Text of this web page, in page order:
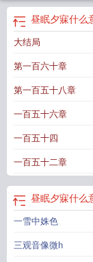
昼眠夕寐蓝
科)作者昼眠
三日不可昼眠
什么意思 昼眠(np)_
干昼眠昼眠夕寐的意思
眠听雨 悟得月如何缺
眠罗缨昼眠(np)TXT
字昼眠听雨免费阅读
夕寐什么意思昼眠夕
眠的拼音昼眠夕寐 昼
什么意思蓝笋象床读
昼眠昼眠情诗全文免
萧纲咏内人昼眠
昼眠夕寐什么
大结局
第一百六十章
第一百五十八章
一百五十六章
一百五十四
一百五十二章
昼眠夕寐什么
一雪中姝色
三观音像微h